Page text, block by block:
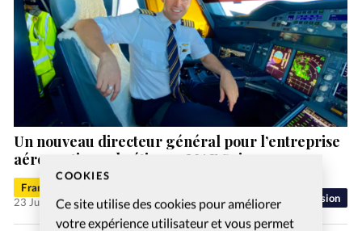
COOKIES
Ce site utilise des cookies pour améliorer
votre expérience utilisateur et vous permet
Mission
Un nouveau directeur général pour l’entreprise
aéronautique chrétienne MAF Suisse
Francis-George Sarpédon
23 Juil 2026